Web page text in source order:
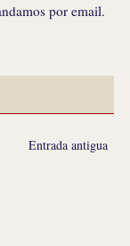
por email.
Entrada antigua